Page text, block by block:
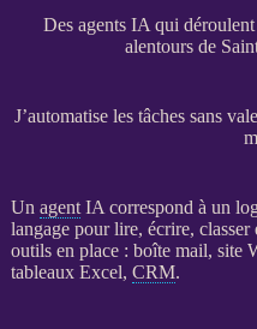
Des agents IA qui
alentours de
J’automatise les tâches sans
Un agent IA correspond à un
langage pour lire, écrire,
outils en place : boîte mail, site
tableaux Excel, CRM.